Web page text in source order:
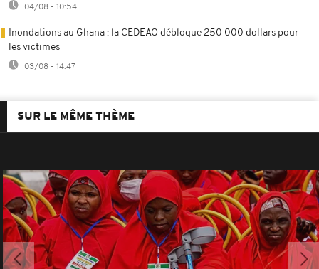
04/08 - 10:54
Inondations au Ghana : la CEDEAO débloque 250 000 dollars pour
les victimes
03/08 - 14:47
SUR LE MÊME THÈME